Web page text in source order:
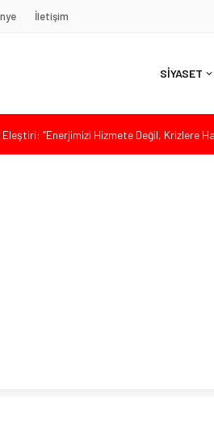
İletişim
SİYASET
“Enerjimizi Hizmete Değil, Krizlere
Dolu Veda Gecesi